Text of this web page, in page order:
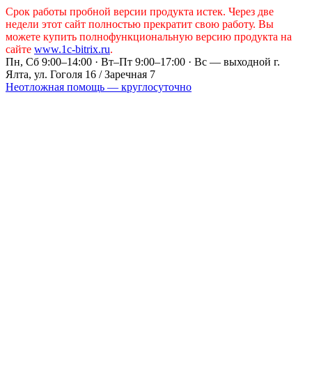
Срок работы пробной версии продукта истек. Через две
недели этот сайт полностью прекратит свою работу. Вы
можете купить полнофункциональную версию продукта на
сайте www.1c-bitrix.ru.
Пн, Сб 9:00–14:00 · Вт–Пт 9:00–17:00 · Вс — выходной г.
Ялта, ул. Гоголя 16 / Заречная 7
Неотложная помощь — круглосуточно